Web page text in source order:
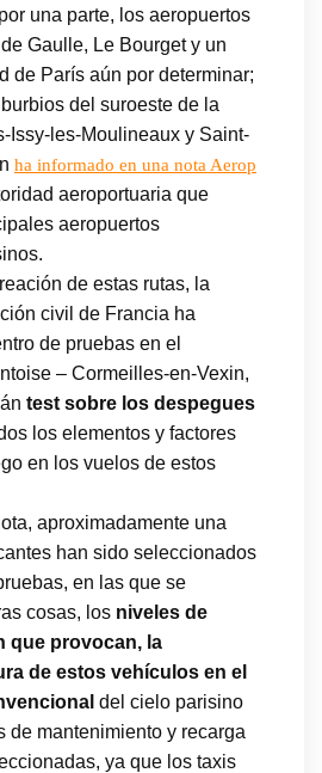
una parte, los aeropuertos
Gaulle, Le Bourget y un
de París aún por determinar;
del suroeste de la
Issy-les-Moulineaux y Saint-
ha informado en una nota Aerop
aeroportuaria que
aeropuertos
de estas rutas, la
civil de Francia ha
de pruebas en el
– Cormeilles-en-Vexin,
test sobre los despegues
los elementos y factores
en los vuelos de estos
aproximadamente una
han sido seleccionados
en las que se
cosas, los niveles de
que provocan, la
de estos vehículos en el
del cielo parisino
de mantenimiento y recarga
ya que los taxis